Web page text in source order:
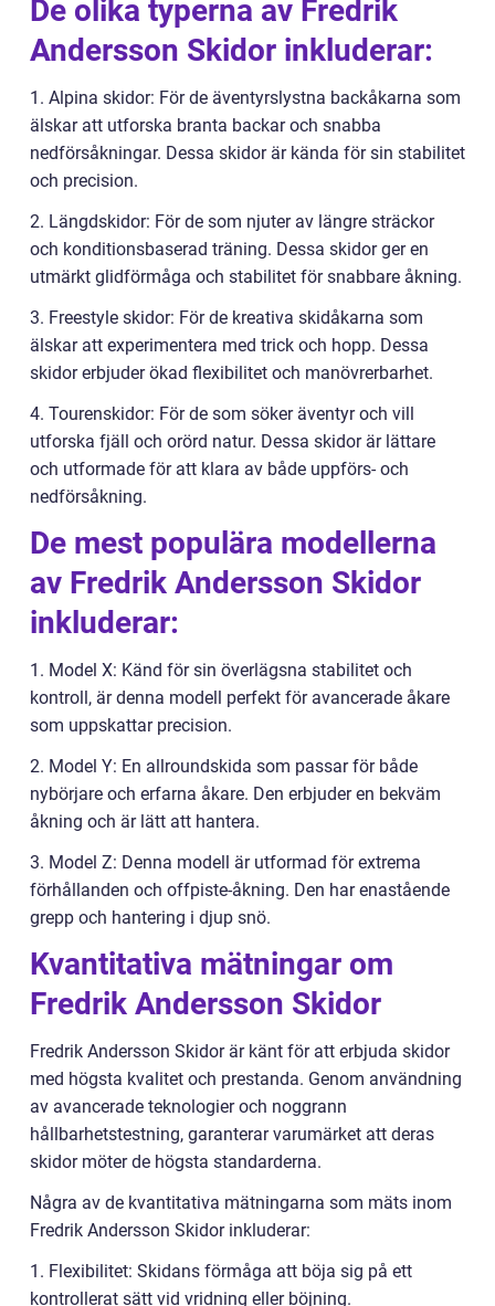
De olika typerna av Fredrik
Andersson Skidor inkluderar:
1. Alpina skidor: För de äventyrslystna backåkarna som
älskar att utforska branta backar och snabba
nedförsåkningar. Dessa skidor är kända för sin stabilitet
och precision.
2. Längdskidor: För de som njuter av längre sträckor
och konditionsbaserad träning. Dessa skidor ger en
utmärkt glidförmåga och stabilitet för snabbare åkning.
3. Freestyle skidor: För de kreativa skidåkarna som
älskar att experimentera med trick och hopp. Dessa
skidor erbjuder ökad flexibilitet och manövrerbarhet.
4. Tourenskidor: För de som söker äventyr och vill
utforska fjäll och orörd natur. Dessa skidor är lättare
och utformade för att klara av både uppförs- och
nedförsåkning.
De mest populära modellerna
av Fredrik Andersson Skidor
inkluderar:
1. Model X: Känd för sin överlägsna stabilitet och
kontroll, är denna modell perfekt för avancerade åkare
som uppskattar precision.
2. Model Y: En allroundskida som passar för både
nybörjare och erfarna åkare. Den erbjuder en bekväm
åkning och är lätt att hantera.
3. Model Z: Denna modell är utformad för extrema
förhållanden och offpiste-åkning. Den har enastående
grepp och hantering i djup snö.
Kvantitativa mätningar om
Fredrik Andersson Skidor
Fredrik Andersson Skidor är känt för att erbjuda skidor
med högsta kvalitet och prestanda. Genom användning
av avancerade teknologier och noggrann
hållbarhetstestning, garanterar varumärket att deras
skidor möter de högsta standarderna.
Några av de kvantitativa mätningarna som mäts inom
Fredrik Andersson Skidor inkluderar:
1. Flexibilitet: Skidans förmåga att böja sig på ett
kontrollerat sätt vid vridning eller böjning.